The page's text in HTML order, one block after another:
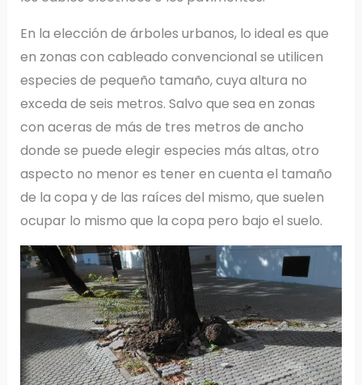
En la elección de árboles urbanos, lo ideal es que
en zonas con cableado convencional se utilicen
especies de pequeño tamaño, cuya altura no
exceda de seis metros. Salvo que sea en zonas
con aceras de más de tres metros de ancho
donde se puede elegir especies más altas, otro
aspecto no menor es tener en cuenta el tamaño
de la copa y de las raíces del mismo, que suelen
ocupar lo mismo que la copa pero bajo el suelo.